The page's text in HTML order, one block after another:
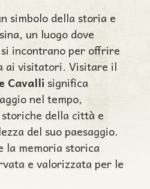
simbolo della storia e
un luogo dove
incontrano per offrire
ai visitatori. Visitare il
Cavalli significa
nel tempo,
della città e
del suo paesaggio.
la memoria storica
e valorizzata per le